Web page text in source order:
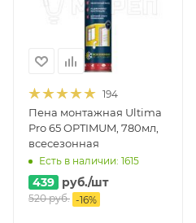
194
Пена монтажная Ultima
Pro 65 OPTIMUM, 780мл,
всесезонная
Есть в наличии: 1615
439 руб./шт
520руб. -16%